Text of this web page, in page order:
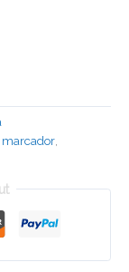
marcador,